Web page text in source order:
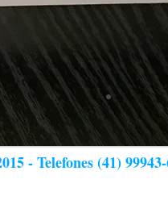
- Telefones (41)